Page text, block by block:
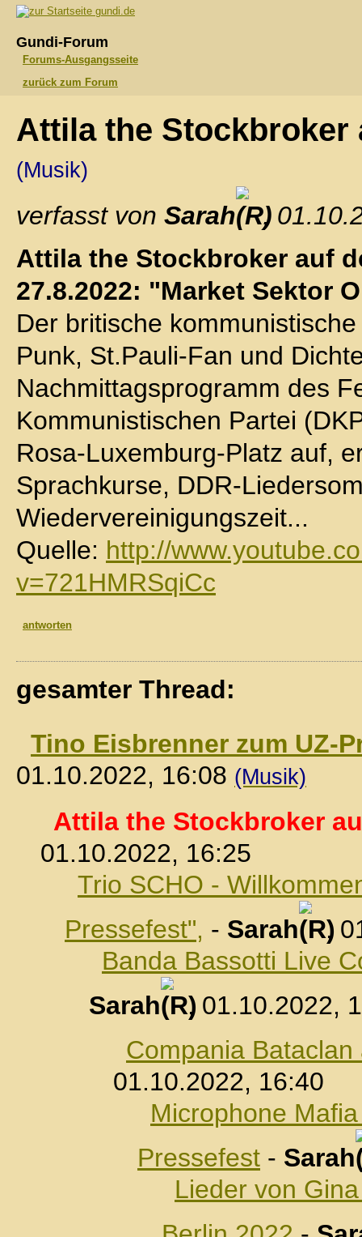
gundi.de
Gundi-Forum
Forums-Ausgangsseite
zurück zum Forum
Attila the Stockbroker
(Musik)
verfasst von Sarah
,
Attila the Stockbroker auf
27.8.2022: "Market Sektor
Der britische
Punk, St.Pauli-Fan und
Nachmittagsprogramm des
Kommunistischen Partei
Rosa-Luxemburg-Platz auf,
Sprachkurse, DDR-
Wiedervereinigungszeit...
Quelle: http://
v=721HMRSqiCc
antworten
gesamter Thread:
Tino Eisbrenner zum UZ-
01.10.2022, 16:08 (Musik)
Attila the Stockbroker
01.10.2022, 16:25
Trio SCHO -
Pressefest", - Sarah
,
Banda Bassotti Live
Sarah
, 01.10.2022,
Compania
01.10.2022, 16:40
Microphone
Pressefest - Sarah
Lieder von